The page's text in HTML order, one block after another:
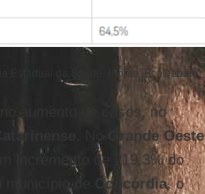
Estadual da Saúde. (Fonte: EcoDebate)
aumento de casos, no
Catarinense
Grande Oeste
incremento de 219,3% do
de
Concórdia, o